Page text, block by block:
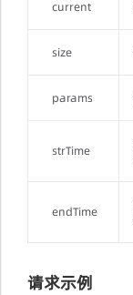
current
size
params
strTime
endTime
请求示例